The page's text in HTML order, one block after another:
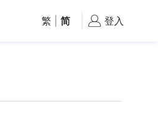
繁 简 登入